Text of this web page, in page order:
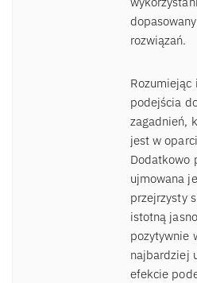
rozwiązań.
podejścia
zagadnień,
jest w
Dodatkowo
ujmowana
przejrzysty
istotną
pozytywnie
najbardziej
efekcie